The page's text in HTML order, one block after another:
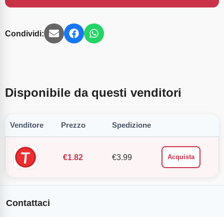
Condividi:
Disponibile da questi venditori
Venditore Prezzo Spedizione
€1.82 €3.99 Acquista
Contattaci